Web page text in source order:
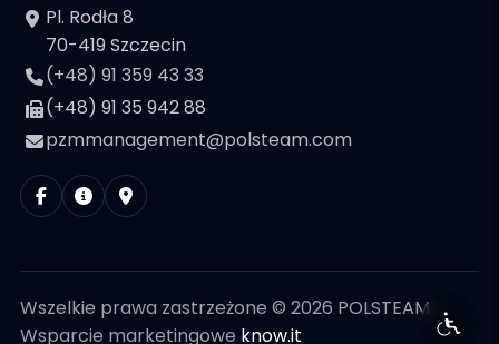
Pl. Rodła 8
70-419 Szczecin
(+48) 91 359 43 33
(+48) 91 35 942 88
pzmmanagement@polsteam.com
Wszelkie prawa zastrzeżone © 2026 POLSTEAM
Wsparcie marketingowe know.it